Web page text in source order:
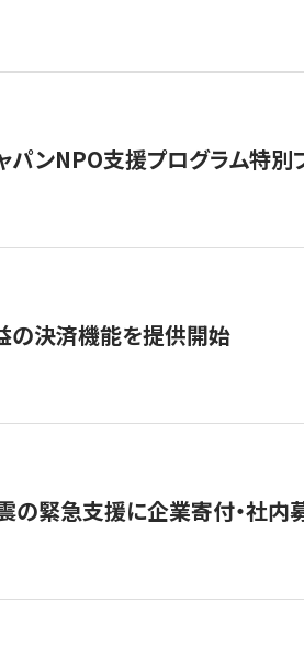
パンNPO支援プログラム特
の決済機能を提供開始
緊急支援に企業寄付・社内